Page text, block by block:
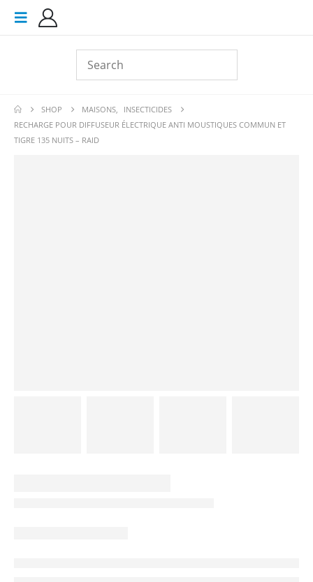
SHOP MAISONS,
INSECTICIDES
RECHARGE POUR DIFFUSEUR ÉLECTRIQUE ANTI MOUSTIQUES COMMUN ET
TIGRE 135 NUITS – RAID